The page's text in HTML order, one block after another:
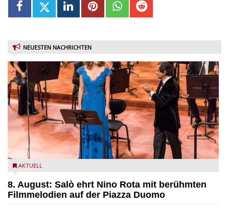
NEUESTEN NACHRICHTEN
Estate Musicale del Garda: Salò ehrt Nino Rota
AKTUELL
8. August: Salò ehrt Nino Rota mit berühmten
Filmmelodien auf der Piazza Duomo